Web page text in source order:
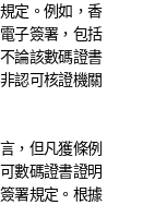
定。例如，香
子簽署，包括
論該數碼證書
認可核證機關
，但凡獲條例
數碼證書證明
署規定。根據